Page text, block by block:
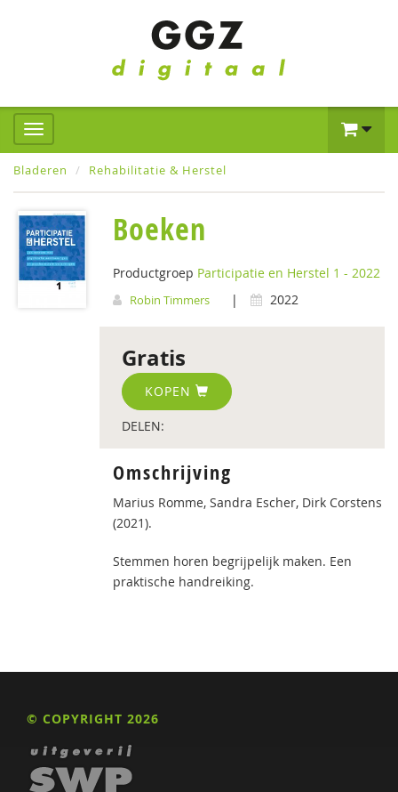
Bladeren Rehabilitatie & Herstel
Boeken
Productgroep Participatie en Herstel 1 - 2022
Robin Timmers | 2022
Gratis
KOPEN
DELEN:
Omschrijving
Marius Romme, Sandra Escher, Dirk Corstens
(2021).
Stemmen horen begrijpelijk maken. Een
praktische handreiking.
© COPYRIGHT 2026